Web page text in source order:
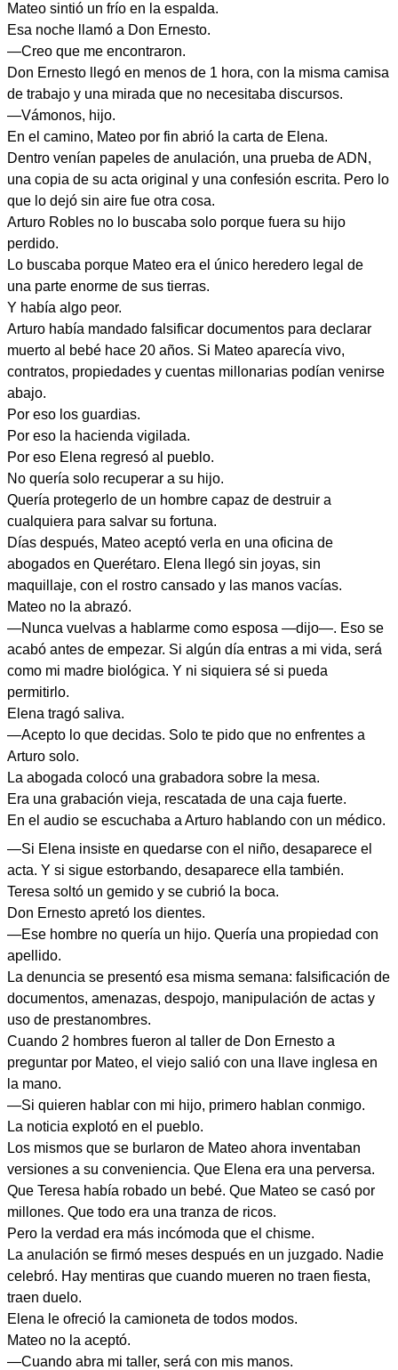
Mateo sintió un frío en la espalda.
Esa noche llamó a Don Ernesto.
—Creo que me encontraron.
Don Ernesto llegó en menos de 1 hora, con la misma camisa
de trabajo y una mirada que no necesitaba discursos.
—Vámonos, hijo.
En el camino, Mateo por fin abrió la carta de Elena.
Dentro venían papeles de anulación, una prueba de ADN,
una copia de su acta original y una confesión escrita. Pero lo
que lo dejó sin aire fue otra cosa.
Arturo Robles no lo buscaba solo porque fuera su hijo
perdido.
Lo buscaba porque Mateo era el único heredero legal de
una parte enorme de sus tierras.
Y había algo peor.
Arturo había mandado falsificar documentos para declarar
muerto al bebé hace 20 años. Si Mateo aparecía vivo,
contratos, propiedades y cuentas millonarias podían venirse
abajo.
Por eso los guardias.
Por eso la hacienda vigilada.
Por eso Elena regresó al pueblo.
No quería solo recuperar a su hijo.
Quería protegerlo de un hombre capaz de destruir a
cualquiera para salvar su fortuna.
Días después, Mateo aceptó verla en una oficina de
abogados en Querétaro. Elena llegó sin joyas, sin
maquillaje, con el rostro cansado y las manos vacías.
Mateo no la abrazó.
—Nunca vuelvas a hablarme como esposa —dijo—. Eso se
acabó antes de empezar. Si algún día entras a mi vida, será
como mi madre biológica. Y ni siquiera sé si pueda
permitirlo.
Elena tragó saliva.
—Acepto lo que decidas. Solo te pido que no enfrentes a
Arturo solo.
La abogada colocó una grabadora sobre la mesa.
Era una grabación vieja, rescatada de una caja fuerte.
En el audio se escuchaba a Arturo hablando con un médico.
—Si Elena insiste en quedarse con el niño, desaparece el
acta. Y si sigue estorbando, desaparece ella también.
Teresa soltó un gemido y se cubrió la boca.
Don Ernesto apretó los dientes.
—Ese hombre no quería un hijo. Quería una propiedad con
apellido.
La denuncia se presentó esa misma semana: falsificación de
documentos, amenazas, despojo, manipulación de actas y
uso de prestanombres.
Cuando 2 hombres fueron al taller de Don Ernesto a
preguntar por Mateo, el viejo salió con una llave inglesa en
la mano.
—Si quieren hablar con mi hijo, primero hablan conmigo.
La noticia explotó en el pueblo.
Los mismos que se burlaron de Mateo ahora inventaban
versiones a su conveniencia. Que Elena era una perversa.
Que Teresa había robado un bebé. Que Mateo se casó por
millones. Que todo era una tranza de ricos.
Pero la verdad era más incómoda que el chisme.
La anulación se firmó meses después en un juzgado. Nadie
celebró. Hay mentiras que cuando mueren no traen fiesta,
traen duelo.
Elena le ofreció la camioneta de todos modos.
Mateo no la aceptó.
—Cuando abra mi taller, será con mis manos.